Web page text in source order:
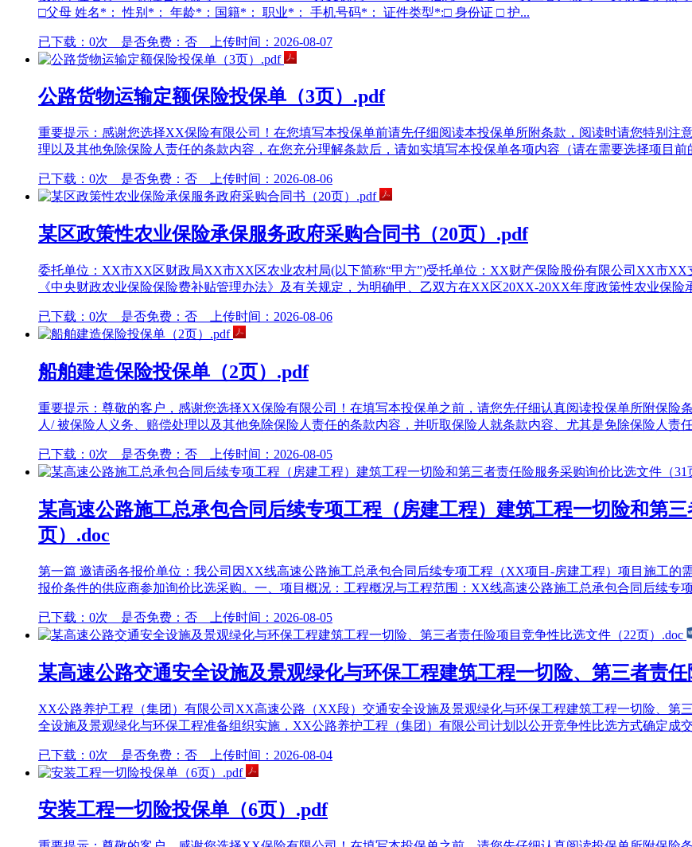
□父母 姓名*： 性别*： 年龄*：国籍*： 职业*： 手机号码*： 证件类型*:□ 身份证 □ 护...
已下载：0次 是否免费：否 上传时间：2026-08-07
公路货物运输定额保险投保单（3页）.pdf
重要提示：感谢您选择XX保险有限公司！在您填写本投保单前请先仔细阅读本投保单所附条款，阅读时请您特别注
理以及其他免除保险人责任的条款内容，在您充分理解条款后，请如实填写本投保单各项内容（请在需要选择项目前
已下载：0次 是否免费：否 上传时间：2026-08-06
某区政策性农业保险承保服务政府采购合同书（20页）.pdf
委托单位：XX市XX区财政局XX市XX区农业农村局(以下简称“甲方”)受托单位：XX财产保险股份有限公司XX市XX
《中央财政农业保险保险费补贴管理办法》及有关规定，为明确甲、乙双方在XX区20XX-20XX年度政策性农业保险
已下载：0次 是否免费：否 上传时间：2026-08-06
船舶建造保险投保单（2页）.pdf
重要提示：尊敬的客户，感谢您选择XX保险有限公司！在填写本投保单之前，请您先仔细认真阅读投保单所附保险
人/ 被保险人义务、赔偿处理以及其他免除保险人责任的条款内容，并听取保险人就条款内容、尤其是免除保险人责
已下载：0次 是否免费：否 上传时间：2026-08-05
某高速公路施工总承包合同后续专项工程（房建工程）建筑工程一切险和第
页）.doc
第一篇 邀请函各报价单位：我公司因XX线高速公路施工总承包合同后续专项工程（XX项目-房建工程）项目施工的
报价条件的供应商参加询价比选采购。一、项目概况：工程概况与工程范围：XX线高速公路施工总承包合同后续专
已下载：0次 是否免费：否 上传时间：2026-08-05
某高速公路交通安全设施及景观绿化与环保工程建筑工程一切险、第三者责
XX公路养护工程（集团）有限公司XX高速公路（XX段）交通安全设施及景观绿化与环保工程建筑工程一切险、
全设施及景观绿化与环保工程准备组织实施，XX公路养护工程（集团）有限公司计划以公开竞争性比选方式确定成
已下载：0次 是否免费：否 上传时间：2026-08-04
安装工程一切险投保单（6页）.pdf